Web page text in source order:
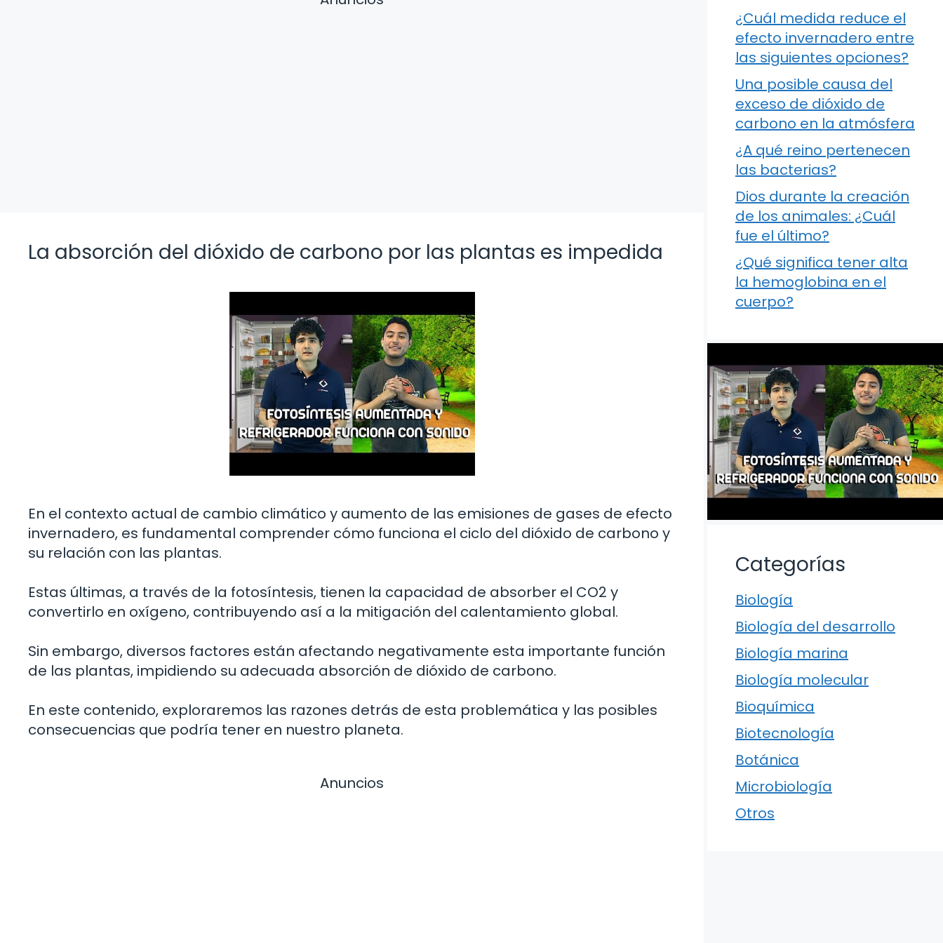
La absorción del dióxido de carbono por las plantas es impedida
En el contexto actual de cambio climático y aumento de las emisiones de gases de efecto
invernadero, es fundamental comprender cómo funciona el ciclo del dióxido de carbono y
su relación con las plantas.
Estas últimas, a través de la fotosíntesis, tienen la capacidad de absorber el CO2 y
convertirlo en oxígeno, contribuyendo así a la mitigación del calentamiento global.
Sin embargo, diversos factores están afectando negativamente esta importante función
de las plantas, impidiendo su adecuada absorción de dióxido de carbono.
En este contenido, exploraremos las razones detrás de esta problemática y las posibles
consecuencias que podría tener en nuestro planeta.
Anuncios
¿Cuál medida reduce el
efecto invernadero entre
las siguientes opciones?
Una posible causa del
exceso de dióxido de
carbono en la atmósfera
¿A qué reino pertenecen
las bacterias?
Dios durante la creación
de los animales: ¿Cuál
fue el último?
¿Qué significa tener alta
la hemoglobina en el
cuerpo?
Categorías
Biología
Biología del desarrollo
Biología marina
Biología molecular
Bioquímica
Biotecnología
Botánica
Microbiología
Otros